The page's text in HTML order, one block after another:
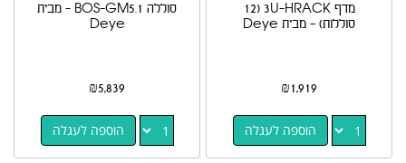
מדף 3U-HRACK (12
סוללות) - מבית Deye
₪1,919
הוספה לעגלה
סוללה BOS-GM5.1 - מבית
Deye
₪5,839
הוספה לעגלה